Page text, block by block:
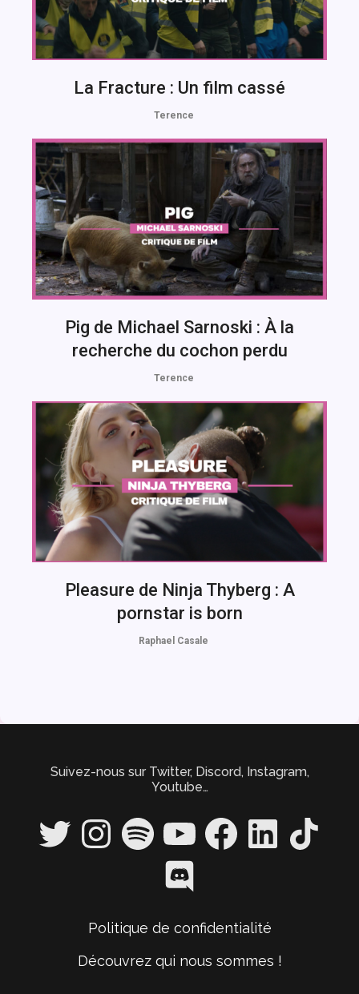
La Fracture : Un film cassé
Terence
Pig de Michael Sarnoski : À la
recherche du cochon perdu
Terence
Pleasure de Ninja Thyberg : A
pornstar is born
Raphael Casale
Suivez-nous sur Twitter, Discord, Instagram,
Youtube…
Twitter InstagramSpotify YouTube FacebookLinkedIn TikTok
Discord
Politique de confidentialité
Découvrez qui nous sommes !